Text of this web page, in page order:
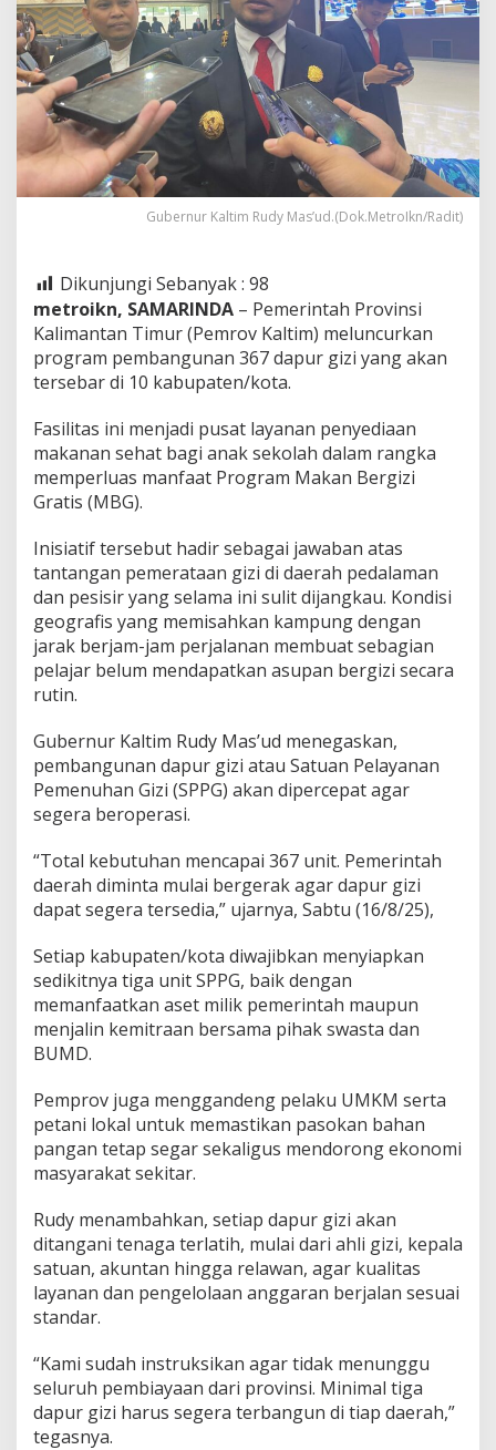
Gubernur Kaltim Rudy Mas’ud.(Dok.MetroIkn/Radit)
Dikunjungi Sebanyak : 98
metroikn, SAMARINDA – Pemerintah Provinsi
Kalimantan Timur (Pemrov Kaltim) meluncurkan
program pembangunan 367 dapur gizi yang akan
tersebar di 10 kabupaten/kota.
Fasilitas ini menjadi pusat layanan penyediaan
makanan sehat bagi anak sekolah dalam rangka
memperluas manfaat Program Makan Bergizi
Gratis (MBG).
Inisiatif tersebut hadir sebagai jawaban atas
tantangan pemerataan gizi di daerah pedalaman
dan pesisir yang selama ini sulit dijangkau. Kondisi
geografis yang memisahkan kampung dengan
jarak berjam-jam perjalanan membuat sebagian
pelajar belum mendapatkan asupan bergizi secara
rutin.
Gubernur Kaltim Rudy Mas’ud menegaskan,
pembangunan dapur gizi atau Satuan Pelayanan
Pemenuhan Gizi (SPPG) akan dipercepat agar
segera beroperasi.
“Total kebutuhan mencapai 367 unit. Pemerintah
daerah diminta mulai bergerak agar dapur gizi
dapat segera tersedia,” ujarnya, Sabtu (16/8/25),
Setiap kabupaten/kota diwajibkan menyiapkan
sedikitnya tiga unit SPPG, baik dengan
memanfaatkan aset milik pemerintah maupun
menjalin kemitraan bersama pihak swasta dan
BUMD.
Pemprov juga menggandeng pelaku UMKM serta
petani lokal untuk memastikan pasokan bahan
pangan tetap segar sekaligus mendorong ekonomi
masyarakat sekitar.
Rudy menambahkan, setiap dapur gizi akan
ditangani tenaga terlatih, mulai dari ahli gizi, kepala
satuan, akuntan hingga relawan, agar kualitas
layanan dan pengelolaan anggaran berjalan sesuai
standar.
“Kami sudah instruksikan agar tidak menunggu
seluruh pembiayaan dari provinsi. Minimal tiga
dapur gizi harus segera terbangun di tiap daerah,”
tegasnya.